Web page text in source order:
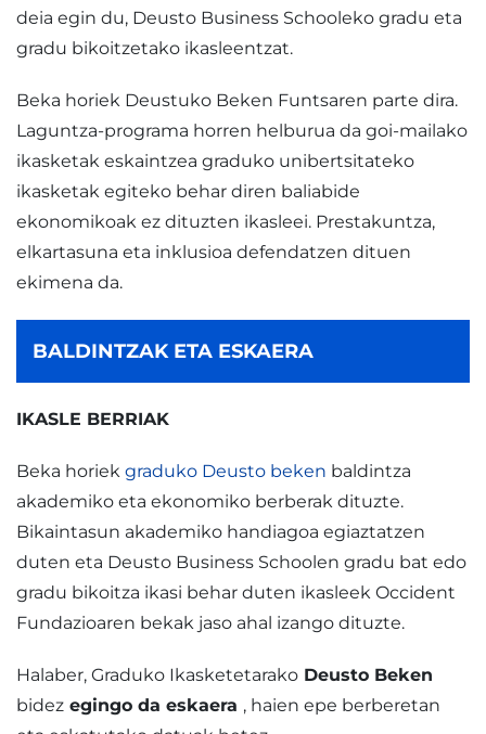
deia egin du, Deusto Business Schooleko gradu eta
gradu bikoitzetako ikasleentzat.
Beka horiek Deustuko Beken Funtsaren parte dira.
Laguntza-programa horren helburua da goi-mailako
ikasketak eskaintzea graduko unibertsitateko
ikasketak egiteko behar diren baliabide
ekonomikoak ez dituzten ikasleei. Prestakuntza,
elkartasuna eta inklusioa defendatzen dituen
ekimena da.
BALDINTZAK ETA ESKAERA
IKASLE BERRIAK
Beka horiek graduko Deusto beken baldintza
akademiko eta ekonomiko berberak dituzte.
Bikaintasun akademiko handiagoa egiaztatzen
duten eta Deusto Business Schoolen gradu bat edo
gradu bikoitza ikasi behar duten ikasleek Occident
Fundazioaren bekak jaso ahal izango dituzte.
Halaber, Graduko Ikasketetarako Deusto Beken
bidez egingo da eskaera , haien epe berberetan